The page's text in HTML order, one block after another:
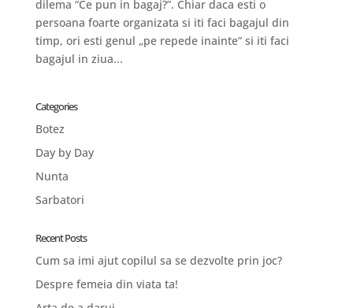
dilema “Ce pun in bagaj?”. Chiar daca esti o
persoana foarte organizata si iti faci bagajul din
timp, ori esti genul „pe repede inainte” si iti faci
bagajul in ziua...
Categories
Botez
Day by Day
Nunta
Sarbatori
Recent Posts
Cum sa imi ajut copilul sa se dezvolte prin joc?
Despre femeia din viata ta!